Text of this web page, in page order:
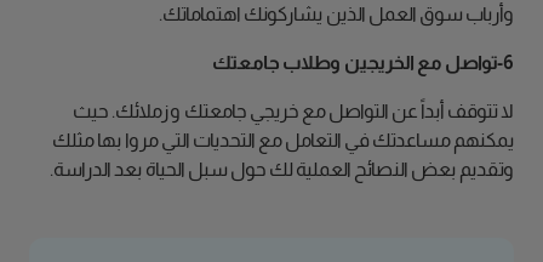
وأرباب سوق العمل الذين يشاركونك اهتماماتك.
6-تواصل مع الخريجين وطلاب جامعتك
لا تتوقف أبداً عن التواصل مع خريجي جامعتك وزملائك. حيث
يمكنهم مساعدتك في التعامل مع التحديات التي مروا بها مثلك
وتقديم بعض النصائح العملية لك حول سبل الحياة بعد الدراسة.